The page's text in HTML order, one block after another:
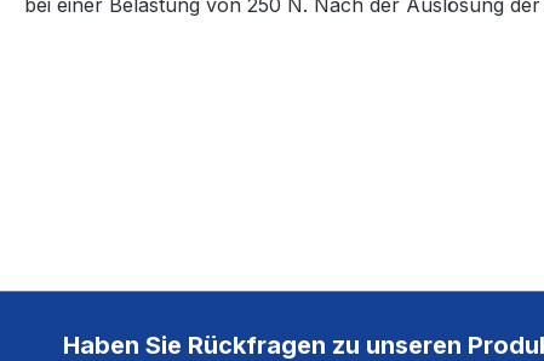
bei einer Belastung von 250 N. Nach der Auslösung
Haben Sie Rückfragen zu unseren